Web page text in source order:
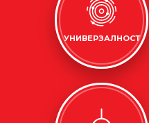
УНИВЕРЗАЛНОСТ